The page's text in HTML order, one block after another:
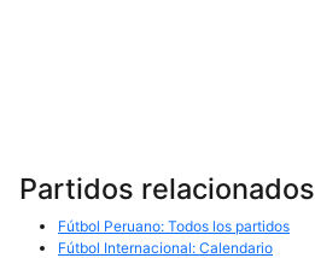
Partidos relacionados
Fútbol Peruano: Todos los partidos
Fútbol Internacional: Calendario